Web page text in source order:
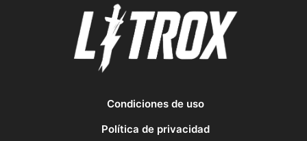
Condiciones de uso
Política de privacidad